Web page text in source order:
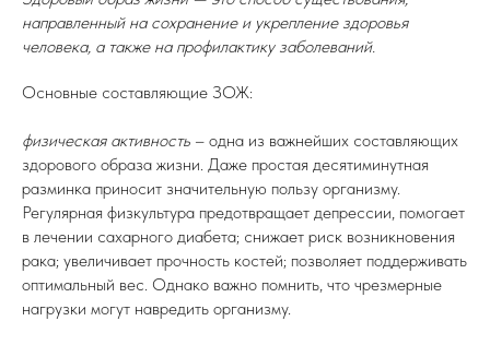
направленный на сохранение и укрепление здоровья
человека, а также на профилактику заболеваний.
Основные составляющие ЗОЖ:
физическая активность – одна из важнейших составляющих
здорового образа жизни. Даже простая десятиминутная
разминка приносит значительную пользу организму.
Регулярная физкультура предотвращает депрессии, помогает
в лечении сахарного диабета; снижает риск возникновения
рака; увеличивает прочность костей; позволяет поддерживать
оптимальный вес. Однако важно помнить, что чрезмерные
нагрузки могут навредить организму.